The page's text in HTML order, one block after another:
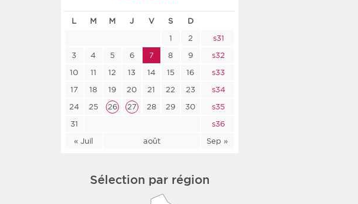
L M M J V S D
« Juil août Sep »
1 2
s31
3
4 5 6 7 8 9
s32
10
11 12 13 14 15 16
s33
17
18 19 20 21 22 23
s34
24
25 26 27 28 29 30
s35
31
s36
Sélection par région